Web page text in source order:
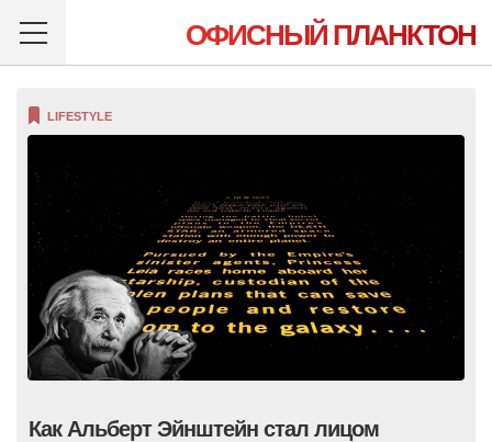
ОФИСНЫЙ ПЛАНКТОН
LIFESTYLE
Как Альберт Эйнштейн стал лицом